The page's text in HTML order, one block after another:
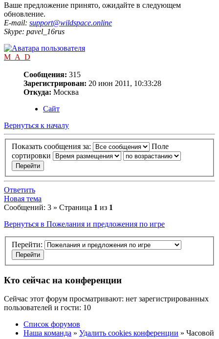
Ваше предложение принято, ожидайте в следующем
обновление.
E-mail: support@wildspace.online
Skype: pavel_16rus
M_A_D
Сообщения: 315
Зарегистрирован: 20 июн 2011, 10:33:28
Откуда: Москва
Сайт
Вернуться к началу
Показать сообщения за:
Поле
сортировки
Ответить
Новая тема
Сообщений: 3 » Страница 1 из 1
Вернуться в Пожелания и предложения по игре
Перейти:
Кто сейчас на конференции
Сейчас этот форум просматривают: нет зарегистрированных
пользователей и гости: 10
Список форумов
Наша команда » Удалить cookies конференции » Часовой